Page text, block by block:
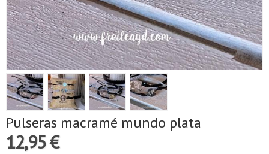
Pulseras macramé mundo plata
12,95 €